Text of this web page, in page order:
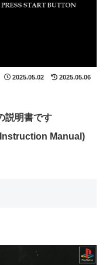
2025.05.02 2025.05.06
説明書です
Manual)